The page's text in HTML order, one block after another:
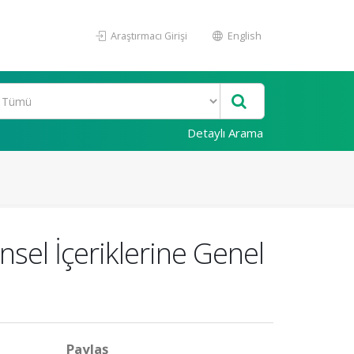
Araştırmacı Girişi English
Detaylı Arama
İçeriklerine Genel
Paylaş